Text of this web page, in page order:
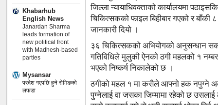
Khabarhub
English News
Janardan Sharma
leads formation of
new political front
with Madhesh-based
parties
Mysansar
परदेश गएपछि हुने रोमिङको
लफडा
जिल्ला न्यायाधिवक्ताको कार्यालयमा
चिकित्सकको फाइल बिहीबार गएको र बाँकी
जानकारी दियो ।
३६ चिकित्सकको अभियोगको अनुसन्धान
गतिविधिले मुलुकी ऐनको ठगी महलको १
भएको निष्कर्ष निकालेको छ ।
ठगीको महल १ मा कसैले आफ्नो हक नपुग्ने
पुग्नेलाई वा जसका जिम्मामा रहेको छ